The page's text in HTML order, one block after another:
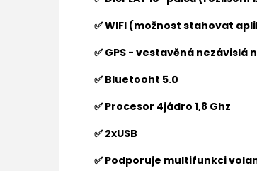
✅ WIFI (možnost stahovat
✅ GPS - vestavěná nezávislá
✅ Bluetooht 5.0
✅ Procesor 4jádro 1,8 Ghz
✅ 2xUSB
✅ Podporuje multifunkci